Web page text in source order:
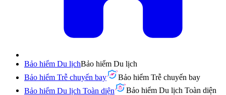
Bảo hiểm Du lịchBảo hiểm Du lịch
Bảo hiểm Trễ chuyến bay
Bảo hiểm Trễ chuyến bay
Bảo hiểm Du lịch Toàn diện
Bảo hiểm Du lịch Toàn diện